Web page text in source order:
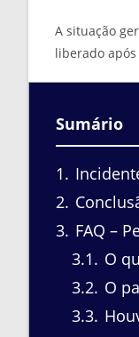
A situação
liberado
Sumário
1
2
3 FAQ –
3.1
O
3.2 O
3.3